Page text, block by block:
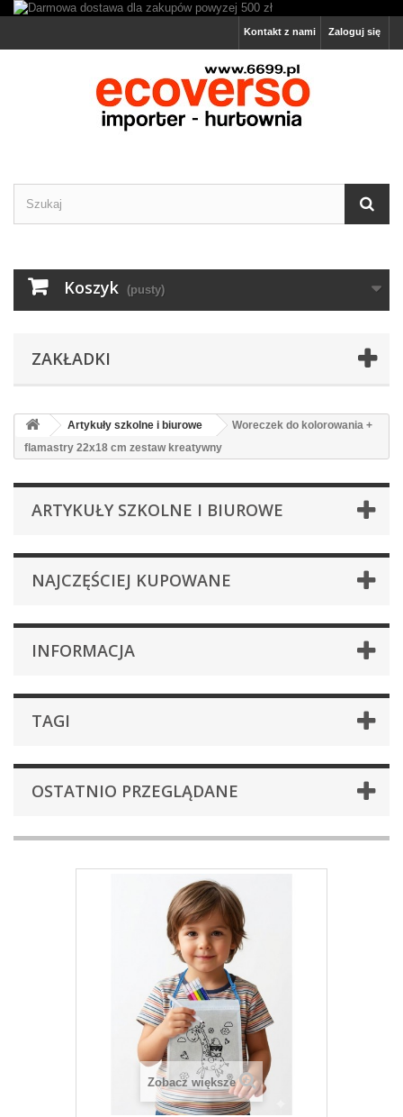
Zaloguj się
Kontakt z nami
Koszyk (pusty)
ZAKŁADKI
Artykuły szkolne i biurowe
Woreczek do kolorowania +
flamastry 22x18 cm zestaw kreatywny
ARTYKUŁY SZKOLNE I BIUROWE
NAJCZĘŚCIEJ KUPOWANE
INFORMACJA
TAGI
OSTATNIO PRZEGLĄDANE
Zobacz większe